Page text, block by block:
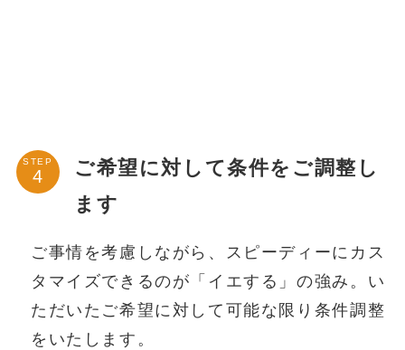
STEP
ご希望に対して条件をご調整し
ます
ご事情を考慮しながら、スピーディーにカス
タマイズできるのが「イエする」の強み。い
ただいたご希望に対して可能な限り条件調整
をいたします。